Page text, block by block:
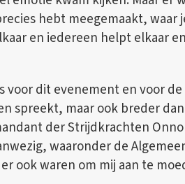
hebt meegemaakt,
en iedereen helpt elkaar
dit evenement en voor
spreekt, maar ook breder
der Strijdkrachten
waaronder de
ook waren om mij aan te